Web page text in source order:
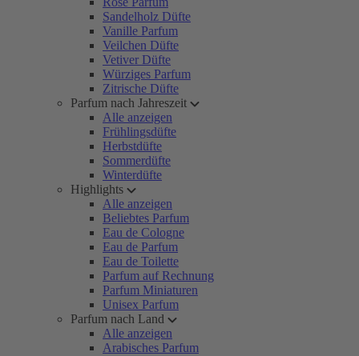
Sandelholz Düfte
Vanille Parfum
Veilchen Düfte
Vetiver Düfte
Würziges Parfum
Zitrische Düfte
Parfum nach Jahreszeit
Alle anzeigen
Frühlingsdüfte
Herbstdüfte
Sommerdüfte
Winterdüfte
Highlights
Alle anzeigen
Beliebtes Parfum
Eau de Cologne
Eau de Parfum
Eau de Toilette
Parfum auf Rechnung
Parfum Miniaturen
Unisex Parfum
Parfum nach Land
Alle anzeigen
Arabisches Parfum